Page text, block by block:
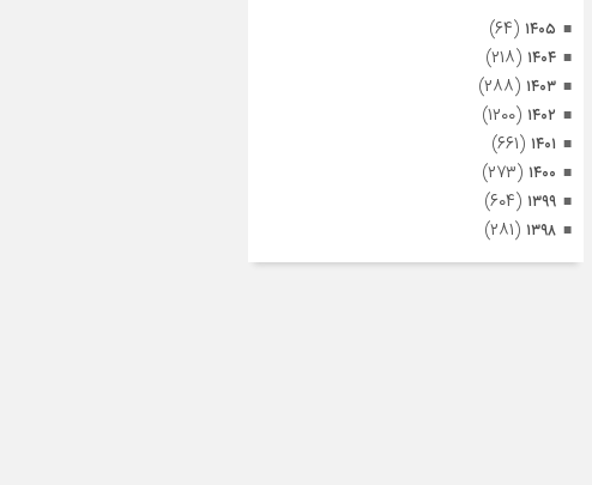
۱۴۰۵ (۶۴)
۱۴۰۴ (۲۱۸)
۱۴۰۳ (۲۸۸)
۱۴۰۲ (۱۲۰۰)
۱۴۰۱ (۶۶۱)
۱۴۰۰ (۲۷۳)
۱۳۹۹ (۶۰۴)
۱۳۹۸ (۲۸۱)